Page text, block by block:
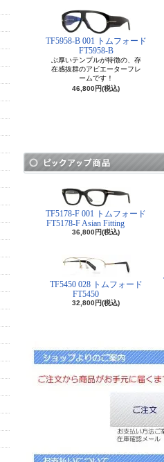
TF5958-B 001 トムフォード
FT5958-B
ぶ厚いテンプルが特徴の、存
在感抜群のアビエーターフレ
ームです！
46,800円(税込)
TF5178-F 001 トムフォード
FT5178-F Asian Fitting
36,800円(税込)
TF5450 028 トムフォード
FT5450
32,800円(税込)